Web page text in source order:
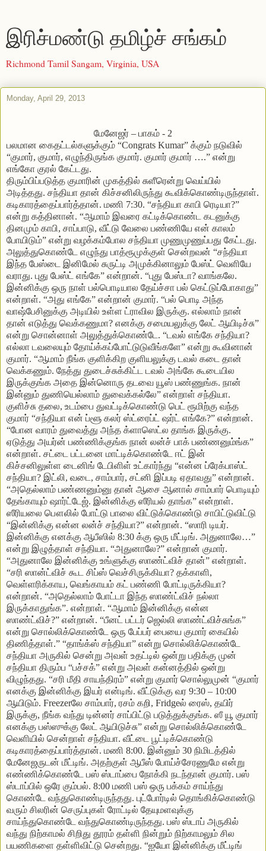
இரிச்மண்டு தமிழ்ச் சங்கம்
Richmond Tamil Sangam, Virginia, USA
Monday, April 29, 2013
மேனேஜர் – பாகம் - 2
பலமான கைதட்டல்களுக்கும் “Congrats Kumar” க்கும் நடுவில்
“குமார், குமார், எழுந்திருங்க குமார். குமார் குமார் ….” என்று
எங்கோ குரல் கேட்டது.
திரும்பிப்படுத்த குமாரின் முகத்தில் சுளீரென்று வெய்யில்
அடித்தது. சந்தியா தான் கிச்சனிலிருந்து கூவிக்கொண்டிருந்தாள்.
கடிகாரத்தைப்பார்த்தான். மணி 7:30. “சந்தியா காபி ரெடியா?”
என்று கத்தினான். “ஆமாம் இவரை கட்டிக்கொண்ட கடனுக்கு
தினமும் காபி, சாப்பாடு, வீட்டு வேலை பண்ணியே என் காலம்
போயிடும்” என்று வழக்கம்போல சந்தியா முணுமுணுப்பது கேட்டது.
அலுத்துகொண்டே எழுந்து பாத்ரூமுக்குள் சென்றவன் “சந்தியா
இந்த பேஸ்டை இனிமேல் சுருட்டி அமுக்கினாலும் பேஸ்ட் வெளியே
வராது. புது பேஸ்ட் எங்கே” என்றான். “புது பேஸ்டா? வாங்கலே.
இன்னிக்கு ஒரு நாள் பல்பொடியால தேய்ச்சா பல் கெட்டுப்போகாது”
என்றாள். “அது எங்கே” என்றான் குமார். “பல் பொடி அந்த
வாஷ்பேசினுக்கு அடியில் உள்ள ட்ராவில இருக்கு. எல்லாம் நான்
தான் எடுத்து வெக்கணுமா? எனக்கு சமையலுக்கு லேட் ஆயிடிச்சு”
என்று சொன்னாள் அலுத்துக்கொண்டே. “டவல் எங்கே சந்தியா?
எல்லா டவலையும் தோய்க்கப்போட்டுடுவீங்களே” என்று கூவினான்
குமார். “ஆமாம் நீங்க குளிக்கிற குளியலுக்கு டவல் கடை தான்
வெக்கணும். நேத்து துடைச்சுக்கிட்ட டவல் அங்கே கூடையில
இருக்குங்க அதை இன்னொரு தடவை யூஸ் பண்ணுங்க. நான்
இன்னும் துணியெல்லாம் துவைக்கல்லே” என்றாள் சந்தியா.
குளிச்சு தலை, உடம்பை துவட்டிக்கொண்டு பெட் ரூமிற்கு வந்த
குமார் “சந்தியா என் ப்ளூ கலர் ஸ்ட்ரைப்ட் ஷர்ட் எங்கே?” என்றான்.
“போன வாரம் துவைத்து அந்த க்ளாஸெட்ல தாங்க இருக்கு.
ஏடுத்து அயர்ன் பண்ணிக்குங்க நான் லன்ச் பாக் பண்ணனும்ங்க”
என்றாள். சட்டை பட்டனை மாட்டிக்கொண்டே ஈட் இன்
கிச்சனிலுள்ள டைனிங் டேபிளிள் உட்கார்ந்து “என்ன ப்ரேக்பாஸ்ட்
சந்தியா? இட்லி, வடை, சாம்பார், சட்னி இப்படி ஏதாவது” என்றான்.
“அதெல்லாம் பண்ணனும்னு தான் ஆசை ஆனால் சாம்பார் பொடியும்
தேங்காயும் ஷார்ட்டேஜ். இன்னிக்கு ஸீரியல் தாங்க” என்றாள்.
ஸீரியலை பௌலில் போட்டு பாலை விட்டுக்கொண்டு சாபிட்டுவிட்டு
“இன்னிக்கு என்ன லன்ச் சந்தியா?” என்றான். “ஸாரி டியர்.
இன்னிக்கு எனக்கு ஆபீஸில் 8:30 க்கு ஒரு மீட்டிங். அதுனாலே…”
என்று இழுத்தாள் சந்தியா. “அதுனாலே?” என்றான் குமார்.
“அதுனாலே இன்னிக்கு உங்ளுக்கு ஸாண்ட்விச் தான்” என்றாள்.
“சரி ஸான்ட்விச் கூட சிப்ஸ் வெச்சிருக்கியா? தக்காளி,
வெள்ளரிக்காய, வெங்காயம் கட் பண்ணி போட்டிருக்கியா?
என்றான். “அதெல்லாம் போட்டா இந்த ஸாண்ட்விச் நல்லா
இருக்காதுங்க”. என்றாள். “ஆமாம் இன்னிக்கு என்ன
ஸாண்ட்விச்?” என்றான். “பீனட் பட்டர் ஜெல்லி ஸாண்ட்விச்சுங்க”
என்று சொல்லிக்கொண்டே ஒரு பேப்பர் பையை குமார் கையில்
திணித்தாள்.” “தாங்க்ஸ் சந்தியா” என்று சொல்லிக்கொண்டே
சந்தியா அருகில் சென்று அவள் உதட்டில் ஒன்று பதிக்கு முன்
சந்தியா திரும்ப “பச்சக்” என்று அவள் கன்னத்தில் ஒன்று
விழுந்தது. “சரி மீதி சாயந்திரம்” என்று குமார் சொல்லுமுன் “குமார்
எனக்கு இன்னிக்கு இயர் என்டிங். வீட்டுக்கு வர 9:30 – 10:00
ஆயிடும். Freezerலே சாம்பார், ரசம் கறி, Fridgeல் ரைஸ், தயிர்
இருக்கு, நீங்க வந்து டின்னர் சாப்பிட்டு படுத்துக்குங்க. ஸீ யூ குமார்
எனக்கு பஸ்ஸுக்கு லேட் ஆயிடுச்சு” என்று சொல்லிக்கொண்டே
வெளியில் சென்றாள் சந்தியா. வீட்டை பூட்டிக்கொண்டு
கடிகாரத்தைப்பார்த்தான். மணி 8:00. இன்னும் 30 நிமிடத்தில்
மேனேஜருடன் மீட்டிங். அதற்குள் ஆபீஸ் போய்ச்சேரணுமே என்று
எண்ணிக்கொண்டே பஸ் ஸ்டாப்பை நோக்கி நடந்தான் குமார். பஸ்
ஸ்டாப்பில் ஒரே கும்பல். 8:00 மணி பஸ் ஒரு பக்கம் சாய்ந்து
கொண்டே வந்துகொண்டிருந்தது. புட்போர்டில் தொங்கிக்கொண்டு
வரும் சிலரின் செருப்புகள் ரோட்டில் தேயுமளவுக்கு
சாய்ந்துகொண்டே வந்துகொண்டிருந்தது. பஸ் ஸ்டாப் அருகில்
வந்து நிற்காமல் சிறிது தூரம் தள்ளி நின்றும் நிற்காமலும் சில
பயணிகளை தள்ளிவிட்டு சென்றது. “ஐயோ இன்னிக்கு மீட்டிங்